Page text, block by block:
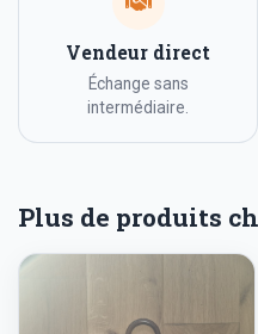
Vendeur direct
Échange sans
intermédiaire.
Plus de produits